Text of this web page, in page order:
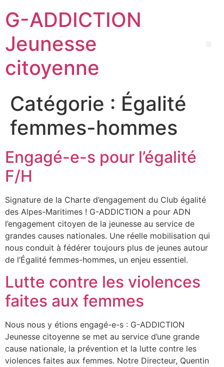
G-ADDICTION
Jeunesse
citoyenne
Catégorie : Égalité
femmes-hommes
Engagé-e-s pour l’égalité
F/H
Signature de la Charte d’engagement du Club égalité
des Alpes-Maritimes ! G-ADDICTION a pour ADN
l’engagement citoyen de la jeunesse au service de
grandes causes nationales. Une réelle mobilisation qui
nous conduit à fédérer toujours plus de jeunes autour
de l’Égalité femmes-hommes, un enjeu essentiel.
Lutte contre les violences
faites aux femmes
Nous nous y étions engagé-e-s : G-ADDICTION
Jeunesse citoyenne se met au service d’une grande
cause nationale, la prévention et la lutte contre les
violences faites aux femmes. Notre Directeur, Quentin